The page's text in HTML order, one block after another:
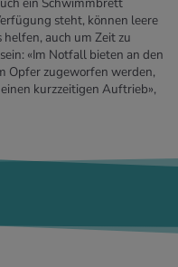
steht, können leere
helfen, auch um Zeit zu
«Im Notfall bieten an den
Opfer zugeworfen werden,
kurzzeitigen Auftrieb»,